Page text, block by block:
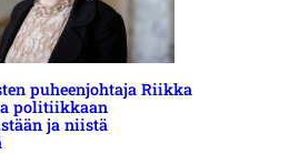
puheenjohtaja Riikka
politiikkaan
ja niistä